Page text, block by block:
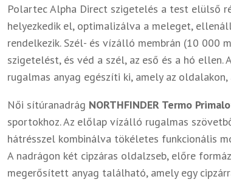
Polartec Alpha Direct szigetelés a test elülső
helyezkedik el, optimalizálva a meleget,
rendelkezik. Szél- és vízálló membrán (10
szigetelést, és véd a szél, az eső és a hó
rugalmas anyag egészíti ki, amely az
Női sítúranadrág NORTHFINDER Termo
sportokhoz. Az előlap vízálló rugalmas
hátrésszel kombinálva tökéletes funkcionális
A nadrágon két cipzáras oldalzseb, előre
megerősített anyag található, amely egy